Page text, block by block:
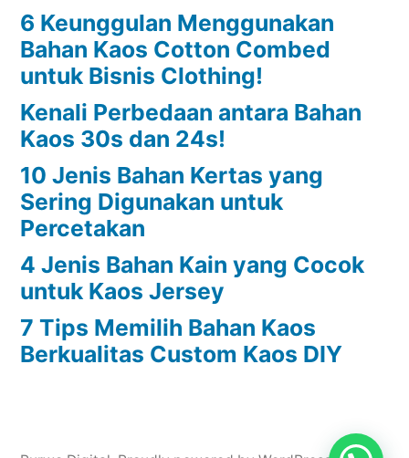
6 Keunggulan Menggunakan
Bahan Kaos Cotton Combed
untuk Bisnis Clothing!
Kenali Perbedaan antara Bahan
Kaos 30s dan 24s!
10 Jenis Bahan Kertas yang
Sering Digunakan untuk
Percetakan
4 Jenis Bahan Kain yang Cocok
untuk Kaos Jersey
7 Tips Memilih Bahan Kaos
Berkualitas Custom Kaos DIY